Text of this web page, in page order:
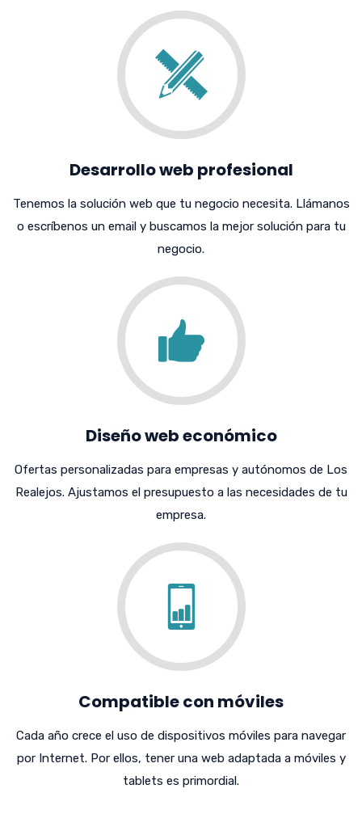
Desarrollo web profesional
Tenemos la solución web que tu negocio necesita. Llámanos
o escríbenos un email y buscamos la mejor solución para tu
negocio.
Diseño web económico
Ofertas personalizadas para empresas y autónomos de Los
Realejos. Ajustamos el presupuesto a las necesidades de tu
empresa.
Compatible con móviles
Cada año crece el uso de dispositivos móviles para navegar
por Internet. Por ellos, tener una web adaptada a móviles y
tablets es primordial.